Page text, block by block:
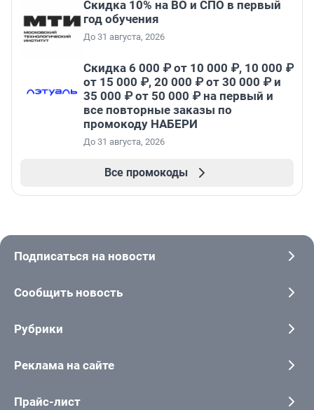
Скидка 10% на ВО и СПО в первый
год обучения
До 31 августа, 2026
Скидка 6 000 ₽ от 10 000 ₽, 10 000 ₽
от 15 000 ₽, 20 000 ₽ от 30 000 ₽ и
35 000 ₽ от 50 000 ₽ на первый и
все повторные заказы по
промокоду НАБЕРИ
До 31 августа, 2026
Все промокоды
Подписаться на новости
Сообщить новость
Рубрики
Реклама на сайте
Прайс-лист